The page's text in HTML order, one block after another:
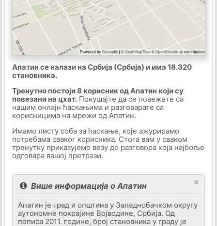
Апатин се налази на Србија (Србија) и има 18.320
становника.
Тренутно постоји 8 корисник од Апатин који су
повезани на цхат.Покушајте да се повежете са
нашим онлајн ћаскањима и разговарате са
корисницима на мрежи од Апатин.
Имамо листу соба за ћаскање, које ажурирамо
потребама сваког корисника. Стога вам у сваком
тренутку приказујемо везу до разговора која најбоље
одговара вашој претрази.
×
Више информација о Апатин
Апатин је град и општина у Западнобачком округу
аутономне покрајине Војводине, Србија. Од
пописа 2011. године, број становника у граду је